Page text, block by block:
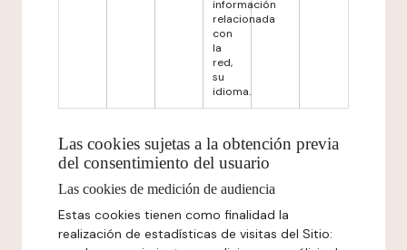
información
relacionada
con
la
red,
su
idioma.
Las cookies sujetas a la obtención previa
del consentimiento del usuario
Las cookies de medición de audiencia
Estas cookies tienen como finalidad la
realización de estadísticas de visitas del Sitio: